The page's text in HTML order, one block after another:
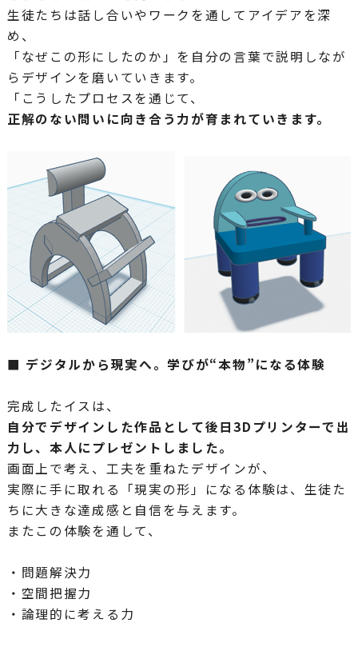
生徒たちは話し合いやワークを通してアイデアを深
め、
「なぜこの形にしたのか」を自分の言葉で説明しなが
らデザインを磨いていきます。
「こうしたプロセスを通じて、
正解のない問いに向き合う力が育まれていきます。
■ デジタルから現実へ。学びが“本物”になる体験
完成したイスは、
自分でデザインした作品として後日3Dプリンターで出
力し、本人にプレゼントしました。
画面上で考え、工夫を重ねたデザインが、
実際に手に取れる「現実の形」になる体験は、生徒た
ちに大きな達成感と自信を与えます。
またこの体験を通して、
・問題解決力
・空間把握力
・論理的に考える力